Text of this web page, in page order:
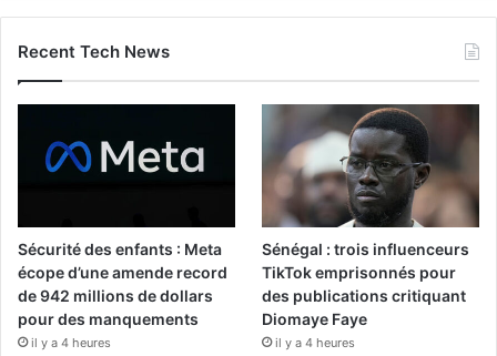
Recent Tech News
Sécurité des enfants : Meta
écope d’une amende record
de 942 millions de dollars
pour des manquements
il y a 4 heures
Sénégal : trois influenceurs
TikTok emprisonnés pour
des publications critiquant
Diomaye Faye
il y a 4 heures